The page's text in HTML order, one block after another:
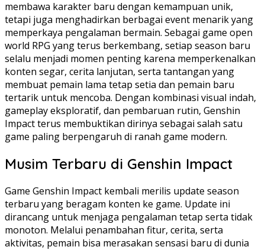
membawa karakter baru dengan kemampuan unik,
tetapi juga menghadirkan berbagai event menarik yang
memperkaya pengalaman bermain. Sebagai game open
world RPG yang terus berkembang, setiap season baru
selalu menjadi momen penting karena memperkenalkan
konten segar, cerita lanjutan, serta tantangan yang
membuat pemain lama tetap setia dan pemain baru
tertarik untuk mencoba. Dengan kombinasi visual indah,
gameplay eksploratif, dan pembaruan rutin, Genshin
Impact terus membuktikan dirinya sebagai salah satu
game paling berpengaruh di ranah game modern.
Musim Terbaru di Genshin Impact
Game Genshin Impact kembali merilis update season
terbaru yang beragam konten ke game. Update ini
dirancang untuk menjaga pengalaman tetap serta tidak
monoton. Melalui penambahan fitur, cerita, serta
aktivitas, pemain bisa merasakan sensasi baru di dunia